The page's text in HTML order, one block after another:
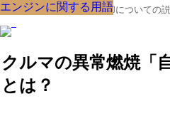
クルマの大辞典、購入･売却についての説
クルマの異常燃焼「
とは？
エンジンに関する用語
エンジンに関する用語
エンジンに関する用語
エンジンに関する用語
エンジンに関する用語
エンジンに関する用語
エンジンに関する用語
エンジンに関する用語
エンジンに関する用語